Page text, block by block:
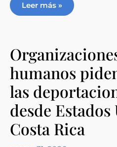
Leer más »
humanos
las
desde Estados
Costa Rica